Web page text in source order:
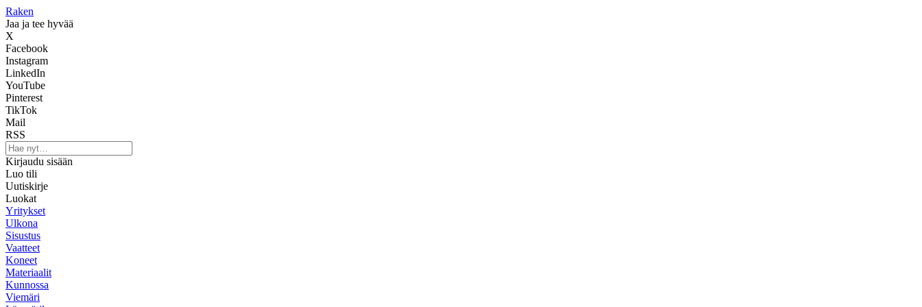
Raken
Jaa ja tee hyvää
X
Facebook
Instagram
LinkedIn
YouTube
Pinterest
TikTok
Mail
RSS
Kirjaudu sisään
Luo tili
Uutiskirje
Luokat
Yritykset
Ulkona
Sisustus
Vaatteet
Koneet
Materiaalit
Kunnossa
Viemäri